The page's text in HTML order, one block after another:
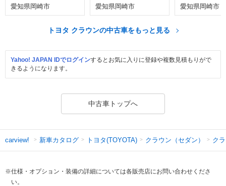
愛知県岡崎市 愛知県岡崎市 愛知県岡崎市
トヨタ クラウンの中古車をもっと見る
Yahoo! JAPAN IDでログインするとお気に入りに登録や複数見積もりがで
きるようになります。
中古車トップへ
carview! 新車カタログ トヨタ(TOYOTA) クラウン（セダン） ク
※仕様・オプション・装備の詳細については各販売店にお問い合わせくださ
い。